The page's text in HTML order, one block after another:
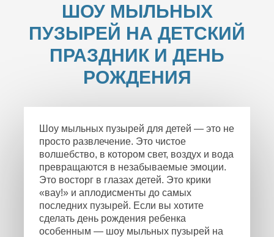
ШОУ МЫЛЬНЫХ
ПУЗЫРЕЙ НА ДЕТСКИЙ
ПРАЗДНИК И ДЕНЬ
РОЖДЕНИЯ
Шоу мыльных пузырей для детей — это не
просто развлечение. Это чистое
волшебство, в котором свет, воздух и вода
превращаются в незабываемые эмоции.
Это восторг в глазах детей. Это крики
«вау!» и аплодисменты до самых
последних пузырей. Если вы хотите
сделать день рождения ребенка
особенным — шоу мыльных пузырей на